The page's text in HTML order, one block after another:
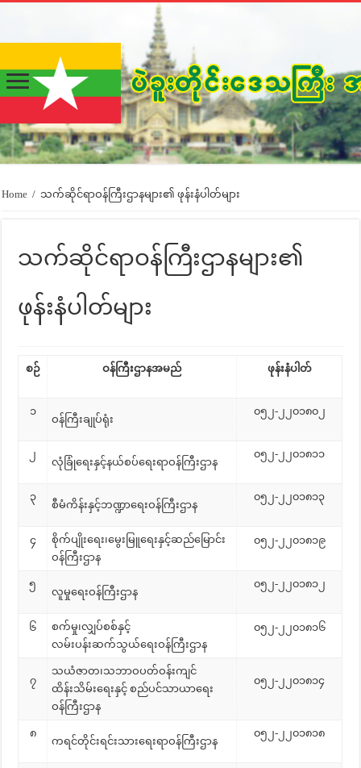
Home / သက်ဆိုင်ရာဝန်ကြီးဌာနများ၏ ဖုန်းနံပါတ်များ
သက်ဆိုင်ရာဝန်ကြီးဌာနများ၏
ဖုန်းနံပါတ်များ
စဉ် ဝန်ကြီးဌာနအမည် ဖုန်းနံပါတ်
၁
ဝန်ကြီးချုပ်ရုံး
၀၅၂-၂၂၀၁၈၀၂
၂
လုံခြုံရေးနှင့်နယ်စပ်ရေးရာဝန်ကြီးဌာန
၀၅၂-၂၂၀၁၈၁၁
၃
စီမံကိန်းနှင့်ဘဏ္ဍာရေးဝန်ကြီးဌာန
၀၅၂-၂၂၀၁၈၁၃
၄
စိုက်ပျိုးရေး၊မွေးမြူရေးနှင့်ဆည်မြောင်း
ဝန်ကြီးဌာန
၀၅၂-၂၂၀၁၈၁၉
၅
လူမှုရေးဝန်ကြီးဌာန
၀၅၂-၂၂၀၁၈၁၂
၆
စက်မှု၊လျှပ်စစ်နှင့်
လမ်းပန်းဆက်သွယ်ရေးဝန်ကြီးဌာန
၀၅၂-၂၂၀၁၈၁၆
၇
သယံဇာတ၊သဘာဝပတ်ဝန်းကျင်
ထိန်းသိမ်းရေးနှင့် စည်ပင်သာယာရေး
ဝန်ကြီးဌာန
၀၅၂-၂၂၀၁၈၁၄
၈
ကရင်တိုင်းရင်းသားရေးရာဝန်ကြီးဌာန
၀၅၂-၂၂၀၁၈၁၈